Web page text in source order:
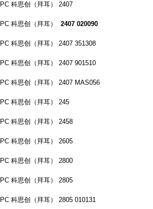
PC 科思创（拜耳） 2407
PC 科思创（拜耳） 2407 020090
PC 科思创（拜耳） 2407 351308
PC 科思创（拜耳） 2407 901510
PC 科思创（拜耳） 2407 MAS056
PC 科思创（拜耳） 245
PC 科思创（拜耳） 2458
PC 科思创（拜耳） 2605
PC 科思创（拜耳） 2800
PC 科思创（拜耳） 2805
PC 科思创（拜耳） 2805 010131